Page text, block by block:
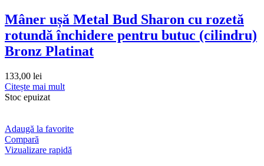
Mâner ușă Metal Bud Sharon cu rozetă
rotundă închidere pentru butuc (cilindru)
Bronz Platinat
133,00 lei
Citește mai mult
Stoc epuizat
Adaugă la favorite
Compară
Vizualizare rapidă